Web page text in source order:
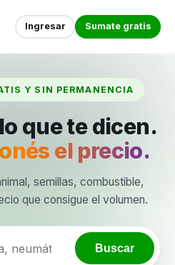
Ingresar Sumate gratis
Y SIN PERMANENCIA
que te dicen.
el precio.
semillas, combustible,
que consigue el volumen.
Buscar